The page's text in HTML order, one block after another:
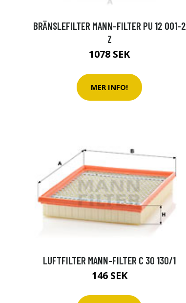
BRÄNSLEFILTER MANN-FILTER PU 12 001-2
Z
1078 SEK
MER INFO!
LUFTFILTER MANN-FILTER C 30 130/1
146 SEK